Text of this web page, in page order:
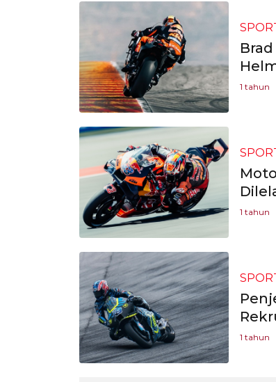
1 tahun
1 tahun
1 tahun